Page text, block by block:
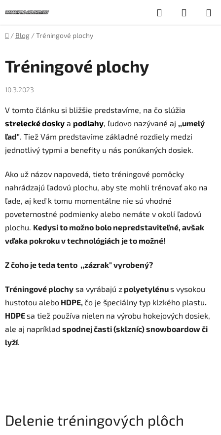
na
obsah
Hľadať
KOŠÍK
Domov
/ Blog /Tréningové plochy
Tréningové plochy
10.3.2023
V tomto článku si bližšie predstavíme, na čo slúžia
strelecké dosky a podlahy , ľudovo nazývané aj ,,umelý
ľad" . Tiež Vám predstavíme základné rozdiely medzi
jednotlivý typmi a benefity u nás ponúkaných dosiek.
Ako už názov napovedá, tieto tréningové pomôcky
nahrádzajú ľadovú plochu, aby ste mohli trénovať ako na
ľade, aj keď k tomu momentálne nie sú vhodné
poveternostné podmienky alebo nemáte v okolí ľadovú
plochu. Kedysi to možno bolo nepredstaviteľné, avšak
vďaka pokroku v technológiách je to možné!
Z čoho je teda tento ,,zázrak" vyrobený?
Tréningové plochy sa vyrábajú z polyetylénus vysokou
hustotou alebo HDPE, čo je špeciálny typ klzkého plastu.
HDPEsa tiež používa nielen na výrobu hokejových dosiek,
ale aj napríklad spodnej časti (sklzníc) snowboardow či
lyží.
Delenie tréningových plôch